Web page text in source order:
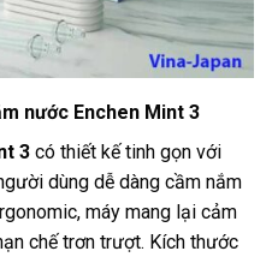
nước Enchen Mint 3
3 có thiết kế tinh gọn với
dùng dễ dàng cầm nắm
máy mang lại cảm
chế trơn trượt. Kích thước